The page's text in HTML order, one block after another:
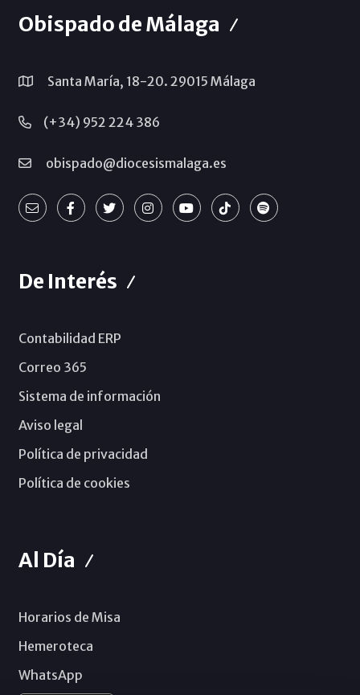
Obispado de Málaga
Santa María, 18-20. 29015 Málaga
(+34) 952 224 386
obispado@diocesismalaga.es
De Interés
Contabilidad ERP
Correo 365
Sistema de información
Aviso legal
Política de privacidad
Política de cookies
Al Día
Horarios de Misa
Hemeroteca
WhatsApp